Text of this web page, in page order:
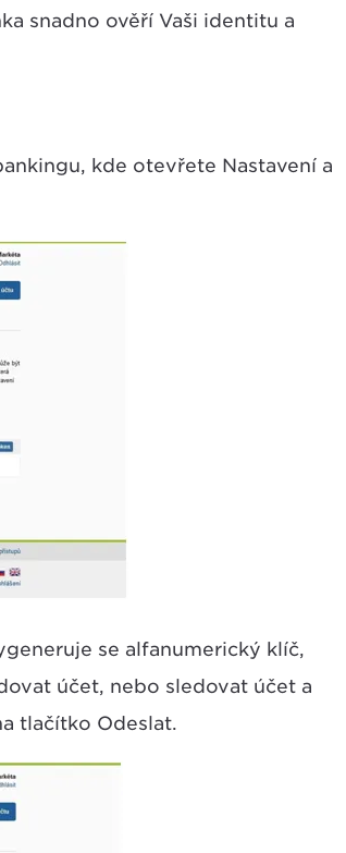
snadno ověří Vaši identitu a
kde otevřete Nastavení a
se alfanumerický klíč,
účet, nebo sledovat účet a
tlačítko Odeslat.